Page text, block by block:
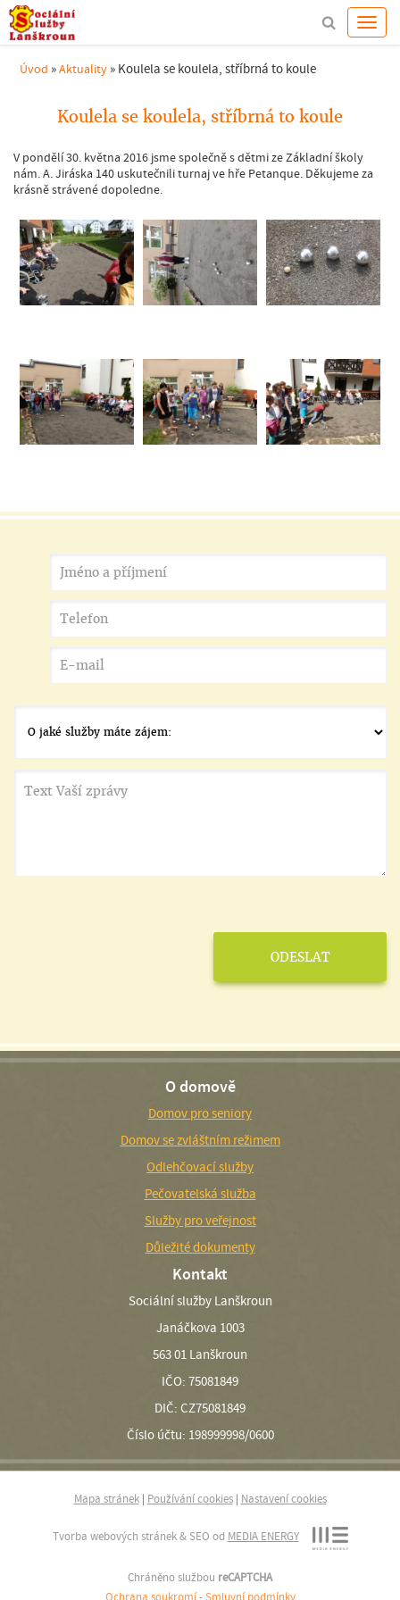
Úvod »Aktuality » Koulela se koulela, stříbrná to koule
Koulela se koulela, stříbrná to koule
V pondělí 30. května 2016 jsme společně s dětmi ze Základní školy
nám. A. Jiráska 140 uskutečnili turnaj ve hře Petanque. Děkujeme za
krásně strávené dopoledne.
O domově
Domov pro seniory
Domov se zvláštním režimem
Odlehčovací služby
Pečovatelská služba
Služby pro veřejnost
Důležité dokumenty
Kontakt
Sociální služby Lanškroun
Janáčkova 1003
563 01 Lanškroun
IČO: 75081849
DIČ: CZ75081849
Číslo účtu: 198999998/0600
Mapa stránek| Používání cookies| Nastavení cookies
Tvorba webových stránek & SEO od MEDIA ENERGY
Chráněno službou reCAPTCHA
Ochrana soukromí -Smluvní podmínky